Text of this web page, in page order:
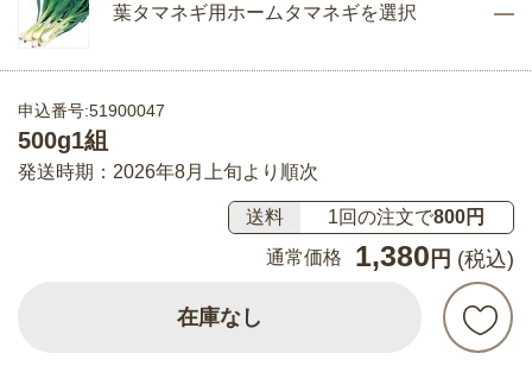
葉タマネギ用ホームタマネギを選択
申込番号:51900047
500g1組
発送時期：2026年8月上旬より順次
送料 1回の注文で800円
通常価格
1,380 円 (税込)
在庫なし